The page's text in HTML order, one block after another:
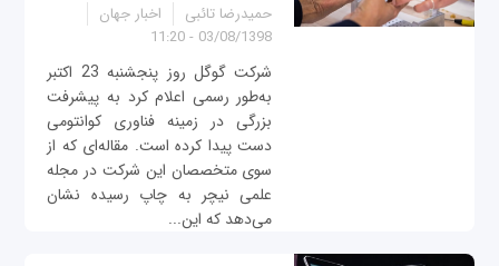
حمیدرضا تائبی
اخبار جهان
03/08/1398 - 11:20
شرکت گوگل روز پنجشنبه 23 اکتبر
به‌طور رسمی اعلام کرد به پیشرفت
بزرگی در زمینه فناوری کوانتومی
دست پیدا کرده است. مقاله‌ای که از
سوی متخصصان این شرکت در مجله
علمی نیچر به چاپ رسیده نشان
می‌دهد که این...